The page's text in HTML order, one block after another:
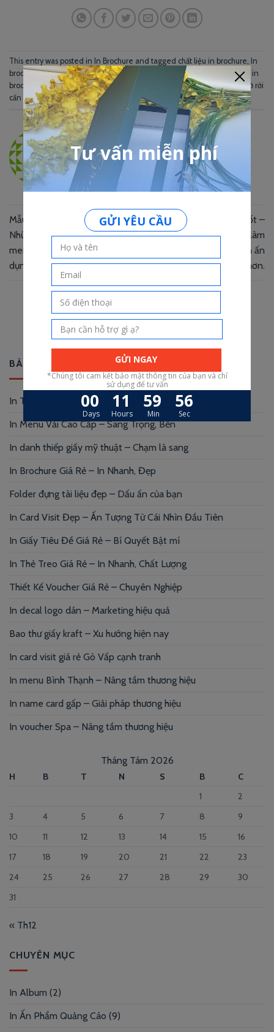
This entry was posted in In Brochure and tagged chất liệu in brochure, In
brochure,in brochure cấn gấp,in brochure chất lượng in brochure đẹp
in
brochure giá rẻ,In brochure số lượng ít in brochure tờ rời,in brochure tờ rời
cấn gấp ,In brochure tphcm.
TAO HA
Mẫu in menu đẹp năm 2019 –
Những thiết kế phong cách
menu đa dạng sử dụng thông
dụng trong năm nay
In name card trong suốt –
Chất liệu giấy nhựa trong làm
name card của bạn trở nên ấn
tượng và đẳng cấp hơn.
BÀI VIẾT MỚI
In Thẻ Nhựa Tại TP HCM – chỉ trong 24h
In Menu Vải Cao Cấp – Sang Trọng, Bền
In danh thiếp giấy mỹ thuật – Chạm là sang
In Brochure Giá Rẻ – In Nhanh, Đẹp
Folder đựng tài liệu đẹp – Dấu ấn của bạn
In Card Visit Đẹp – Ấn Tượng Từ Cái Nhìn Đầu Tiên
In Giấy Tiêu Đề Giá Rẻ – Bí Quyết Bật mí
In Thẻ Treo Giá Rẻ – In Nhanh, Chất Lượng
Thiết Kế Voucher Giá Rẻ – Chuyên Nghiệp
In decal logo dán – Marketing hiệu quả
Bao thư giấy kraft – Xu hướng hiện nay
In card visit giá rẻ Gò Vấp cạnh tranh
In menu Bình Thạnh – Nâng tầm thương hiệu
In name card gấp – Giải pháp thương hiệu
In voucher Spa – Nâng tầm thương hiệu
Tháng Tám 2026
H B T N S B
C
1
2
3
4 5 6 7 8
9
10
11 12 13 14 15
16
17
18 19 20 21 22
23
24
25 26 27 28 29
30
31
« Th12
CHUYÊN MỤC
In Album (2)
In Ấn Phẩm Quảng Cáo (9)